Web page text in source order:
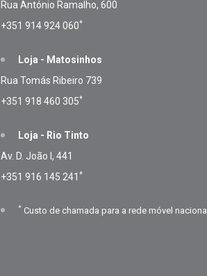
Rua António Ramalho, 600
+351 914 924 060*
Loja - Matosinhos
Rua Tomás Ribeiro 739
+351 918 460 305*
Loja - Rio Tinto
Av. D. João I, 441
+351 916 145 241 *
* Custo de chamada para a rede móvel nacional